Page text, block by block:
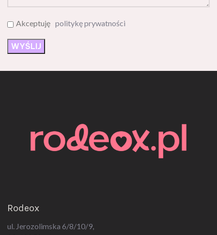
ul. Jerozolimska 6/8/10/9,
09-400 Płock